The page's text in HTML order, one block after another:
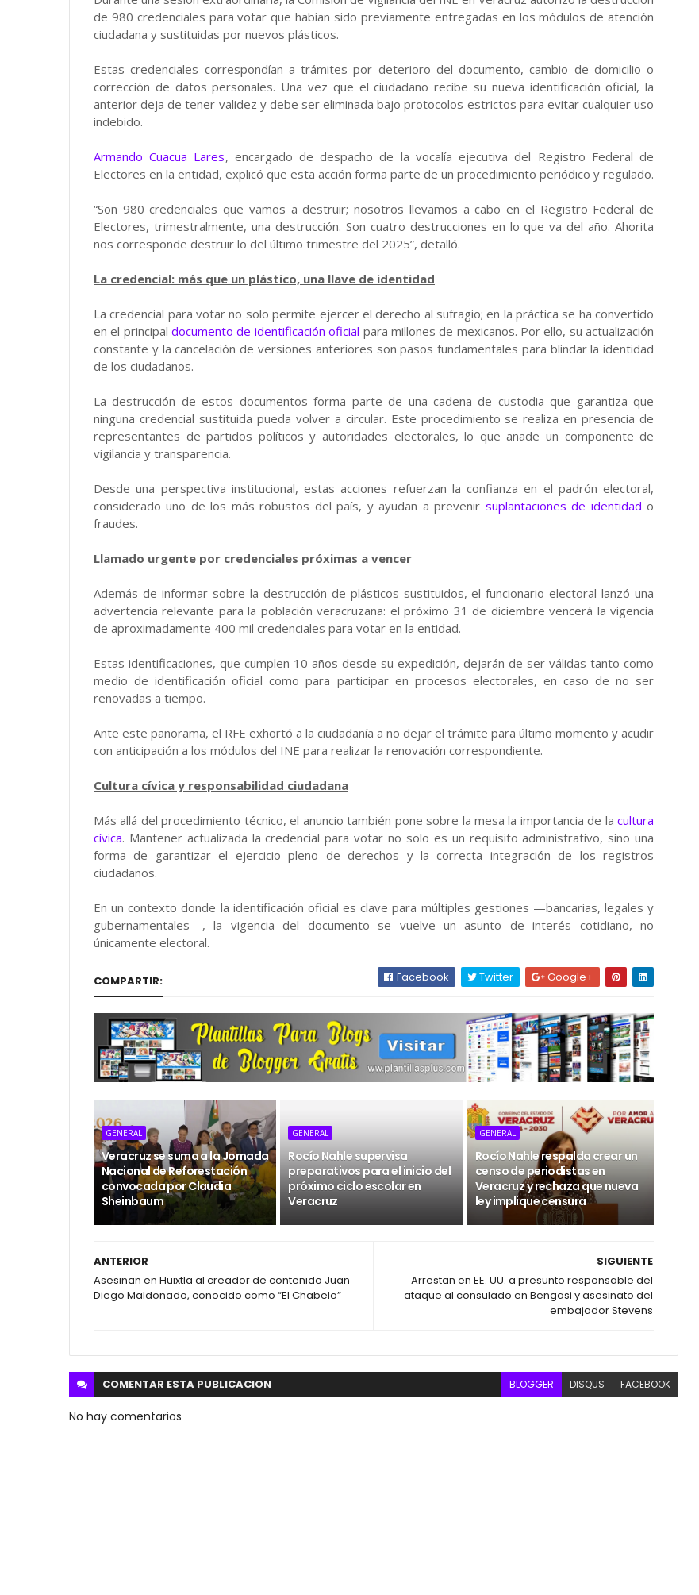
de 980 credenciales para votar que habían sido previamente entregadas en los módulos de atención
ciudadana y sustituidas por nuevos plásticos.
Estas credenciales correspondían a trámites por deterioro del documento, cambio de domicilio o
corrección de datos personales. Una vez que el ciudadano recibe su nueva identificación oficial, la
anterior deja de tener validez y debe ser eliminada bajo protocolos estrictos para evitar cualquier uso
indebido.
Armando Cuacua Lares, encargado de despacho de la vocalía ejecutiva del Registro Federal de
Electores en la entidad, explicó que esta acción forma parte de un procedimiento periódico y regulado.
“Son 980 credenciales que vamos a destruir; nosotros llevamos a cabo en el Registro Federal de
Electores, trimestralmente, una destrucción. Son cuatro destrucciones en lo que va del año. Ahorita
nos corresponde destruir lo del último trimestre del 2025”, detalló.
La credencial: más que un plástico, una llave de identidad
La credencial para votar no solo permite ejercer el derecho al sufragio; en la práctica se ha convertido
en el principaldocumento de identificación oficial para millones de mexicanos. Por ello, su actualización
constante y la cancelación de versiones anteriores son pasos fundamentales para blindar la identidad
de los ciudadanos.
La destrucción de estos documentos forma parte de una cadena de custodia que garantiza que
ninguna credencial sustituida pueda volver a circular. Este procedimiento se realiza en presencia de
representantes de partidos políticos y autoridades electorales, lo que añade un componente de
vigilancia y transparencia.
Desde una perspectiva institucional, estas acciones refuerzan la confianza en el padrón electoral,
considerado uno de los más robustos del país, y ayudan a prevenir suplantaciones de identidad o
fraudes.
Llamado urgente por credenciales próximas a vencer
Además de informar sobre la destrucción de plásticos sustituidos, el funcionario electoral lanzó una
advertencia relevante para la población veracruzana: el próximo 31 de diciembre vencerá la vigencia
de aproximadamente 400 mil credenciales para votar en la entidad.
Estas identificaciones, que cumplen 10 años desde su expedición, dejarán de ser válidas tanto como
medio de identificación oficial como para participar en procesos electorales, en caso de no ser
renovadas a tiempo.
Ante este panorama, el RFE exhortó a la ciudadanía a no dejar el trámite para último momento y acudir
con anticipación a los módulos del INE para realizar la renovación correspondiente.
Cultura cívica y responsabilidad ciudadana
Más allá del procedimiento técnico, el anuncio también pone sobre la mesa la importancia de lacultura
cívica. Mantener actualizada la credencial para votar no solo es un requisito administrativo, sino una
forma de garantizar el ejercicio pleno de derechos y la correcta integración de los registros
ciudadanos.
En un contexto donde la identificación oficial es clave para múltiples gestiones —bancarias, legales y
gubernamentales—, la vigencia del documento se vuelve un asunto de interés cotidiano, no
únicamente electoral.
COMPARTIR: Facebook Twitter Google+
GENERAL
Veracruz se suma a la Jornada
Nacional de Reforestación
convocada por Claudia
Sheinbaum
GENERAL
Rocío Nahle supervisa
preparativos para el inicio del
próximo ciclo escolar en
Veracruz
GENERAL
Rocío Nahle respalda crear un
censo de periodistas en
Veracruz y rechaza que nueva
ley implique censura
SIGUIENTE
Arrestan en EE. UU. a presunto responsable del
ataque al consulado en Bengasi y asesinato del
embajador Stevens
ANTERIOR
Asesinan en Huixtla al creador de contenido Juan
Diego Maldonado, conocido como “El Chabelo”
COMENTAR ESTA PUBLICACION BLOGGER DISQUS FACEBOOK
No hay comentarios